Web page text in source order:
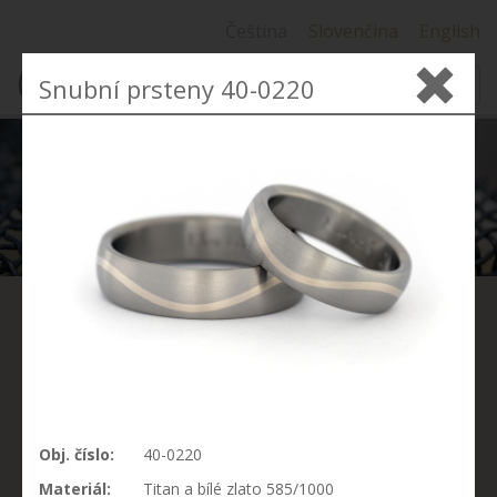
Slovenčina English
MENU
SNUBNÍ
Snubní prsteny 40-0220
Obj. číslo:
40-0220
Materiál:
Titan a bílé zlato 585/1000